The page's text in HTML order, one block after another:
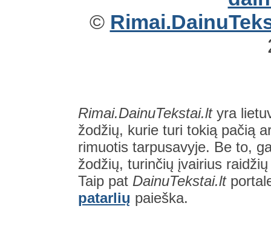
©
Rimai.DainuTekstai.ltyra
žodžių, kurie turi tokią pačią
rimuotis tarpusavyje. Be to,
žodžių, turinčių įvairius
Taip pat DainuTekstai.lt
patarlių paieška.